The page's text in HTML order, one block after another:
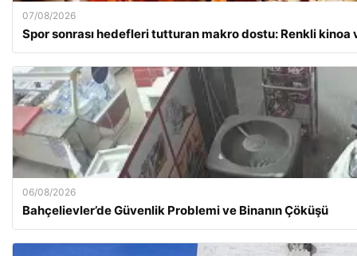
07/08/2026
Spor sonrası hedefleri tutturan makro dostu: Renkli
06/08/2026
Bahçelievler’de Güvenlik Problemi ve Binanın Çöküşü